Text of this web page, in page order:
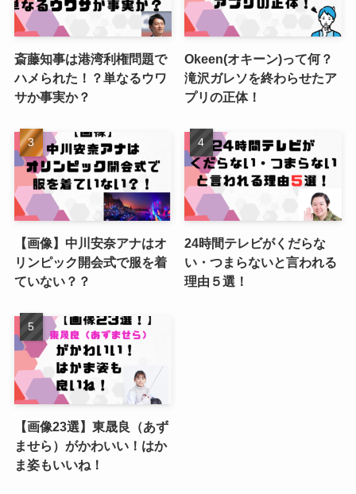
斎藤知事は港湾利権問題で
ハメられた！？単なるウワ
サか事実か？
Okeen(オキーン)って何？
滝沢ガレソを終わらせたア
プリの正体！
【画像】中川安奈アナはオ
リンピック開会式で服を着
ていない？？
24時間テレビがくだらな
い・つまらないと言われる
理由５選！
【画像23選】東晟良（あず
ませら）がかわいい！はか
ま姿もいいね！